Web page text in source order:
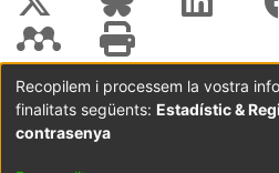
Coordinació:CRAI UB Avís legal
Metadades
subjectes a:
Configuració
Recopilem i processem la vostra
finalitats següents: Estadístic &
contrasenya